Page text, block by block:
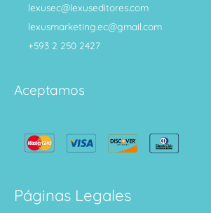
lexusec@lexuseditores.com
lexusmarketing.ec@gmail.com
+593 2 250 2427
Aceptamos
Páginas Legales